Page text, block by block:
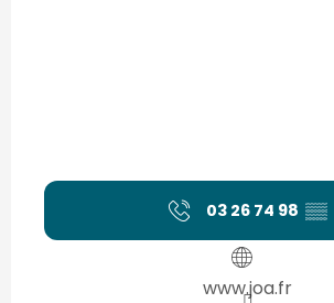
03 26 74 98 ▒▒
www.joa.fr